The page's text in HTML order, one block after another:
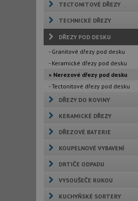
TECTONITOVÉ DŘEZY
TECHNICKÉ DŘEZY
DŘEZY POD DESKU
- Granitové dřezy pod desku
- Keramické dřezy pod desku
» Nerezové dřezy pod desku
- Tectonitové dřezy pod desku
DŘEZY DO ROVINY
KERAMICKÉ DŘEZY
DŘEZOVÉ BATERIE
KOUPELNOVÉ VYBAVENÍ
DRTIČE ODPADU
VYSOUŠEČE RUKOU
KUCHYŇSKÉ SORTERY